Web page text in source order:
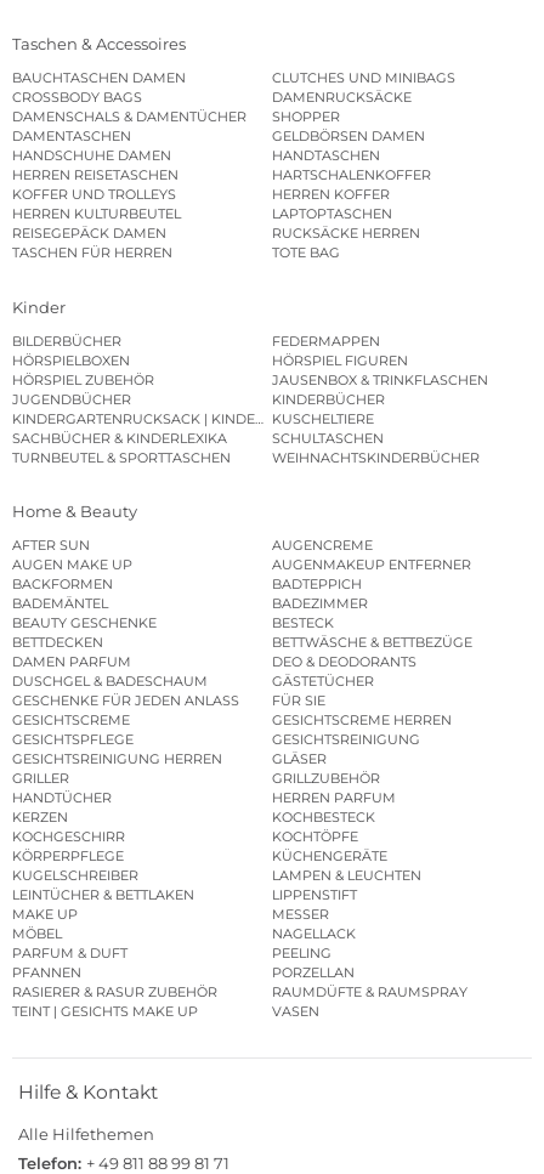
Taschen & Accessoires
BAUCHTASCHEN DAMEN
CLUTCHES UND MINIBAGS
CROSSBODY BAGS
DAMENRUCKSÄCKE
DAMENSCHALS & DAMENTÜCHER
SHOPPER
DAMENTASCHEN
GELDBÖRSEN DAMEN
HANDSCHUHE DAMEN
HANDTASCHEN
HERREN REISETASCHEN
HARTSCHALENKOFFER
KOFFER UND TROLLEYS
HERREN KOFFER
HERREN KULTURBEUTEL
LAPTOPTASCHEN
REISEGEPÄCK DAMEN
RUCKSÄCKE HERREN
TASCHEN FÜR HERREN
TOTE BAG
Kinder
BILDERBÜCHER
FEDERMAPPEN
HÖRSPIELBOXEN
HÖRSPIEL FIGUREN
HÖRSPIEL ZUBEHÖR
JAUSENBOX & TRINKFLASCHEN
JUGENDBÜCHER
KINDERBÜCHER
KINDERGARTENRUCKSACK | KINDERGARTENBEUTEL
KUSCHELTIERE
SACHBÜCHER & KINDERLEXIKA
SCHULTASCHEN
TURNBEUTEL & SPORTTASCHEN
WEIHNACHTSKINDERBÜCHER
Home & Beauty
AFTER SUN
AUGENCREME
AUGEN MAKE UP
AUGENMAKEUP ENTFERNER
BACKFORMEN
BADTEPPICH
BADEMÄNTEL
BADEZIMMER
BEAUTY GESCHENKE
BESTECK
BETTDECKEN
BETTWÄSCHE & BETTBEZÜGE
DAMEN PARFUM
DEO & DEODORANTS
DUSCHGEL & BADESCHAUM
GÄSTETÜCHER
GESCHENKE FÜR JEDEN ANLASS
FÜR SIE
GESICHTSCREME
GESICHTSCREME HERREN
GESICHTSPFLEGE
GESICHTSREINIGUNG
GESICHTSREINIGUNG HERREN
GLÄSER
GRILLER
GRILLZUBEHÖR
HANDTÜCHER
HERREN PARFUM
KERZEN
KOCHBESTECK
KOCHGESCHIRR
KOCHTÖPFE
KÖRPERPFLEGE
KÜCHENGERÄTE
KUGELSCHREIBER
LAMPEN & LEUCHTEN
LEINTÜCHER & BETTLAKEN
LIPPENSTIFT
MAKE UP
MESSER
MÖBEL
NAGELLACK
PARFUM & DUFT
PEELING
PFANNEN
PORZELLAN
RASIERER & RASUR ZUBEHÖR
RAUMDÜFTE & RAUMSPRAY
TEINT | GESICHTS MAKE UP
VASEN
Hilfe & Kontakt
Alle Hilfethemen
Telefon: + 49 811 88 99 81 71